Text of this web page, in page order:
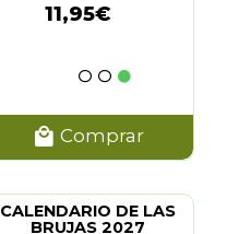
11,95€
Comprar
CALENDARIO DE LAS
BRUJAS 2027